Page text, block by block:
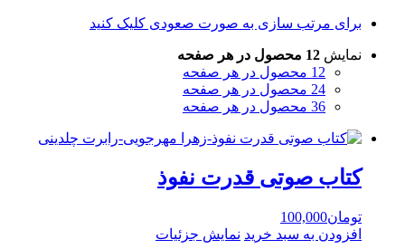
برای مرتب سازی به صورت صعودی کلیک کنید
نمایش 12 محصول در هر صفحه
12 محصول در هر صفحه
24 محصول در هر صفحه
36 محصول در هر صفحه
کتاب صوتی قدرت نفوذ
تومان100,000
افزودن به سبد خرید نمایش جزئیات